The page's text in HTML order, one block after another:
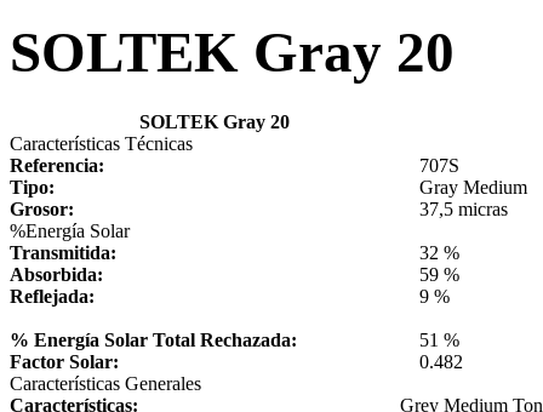
SOLTEK Gray 20
SOLTEK Gray 20
Características Técnicas
Referencia:
707S
Tipo:
Gray Medium
Grosor:
37,5 micras
%Energía Solar
Transmitida:
32 %
Absorbida:
59 %
Reflejada:
9 %
% Energía Solar Total Rechazada:
51 %
Factor Solar:
0.482
Características Generales
Características:
Grey Medium